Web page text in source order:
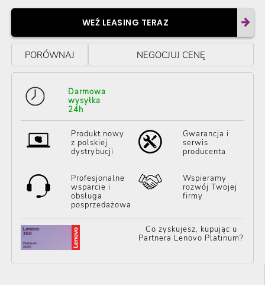
WEŹ LEASING TERAZ
PORÓWNAJ NEGOCJUJ CENĘ
Darmowa
wysyłka
24h
Produkt nowy
z polskiej
dystrybucji
Gwarancja i
serwis
producenta
Profesjonalne
wsparcie i
obsługa
posprzedażowa
Wspieramy
rozwój Twojej
firmy
Co zyskujesz, kupując u
Partnera Lenovo Platinum?